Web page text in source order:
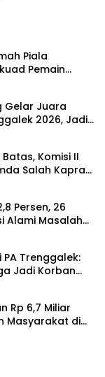
Piala
Pemain
Gelar Juara
2026, Jadi
Komisi II
Salah Kaprah
Persen, 26
Alami Masalah
PA Trenggalek:
Jadi Korban
Rp 6,7 Miliar
Masyarakat di